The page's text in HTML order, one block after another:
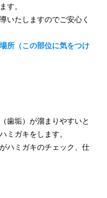
す。
いたしますのでご安心く
所（この部位に気をつけ
歯垢）が溜まりやすいと
ミガキをします。
ハミガキのチェック、仕